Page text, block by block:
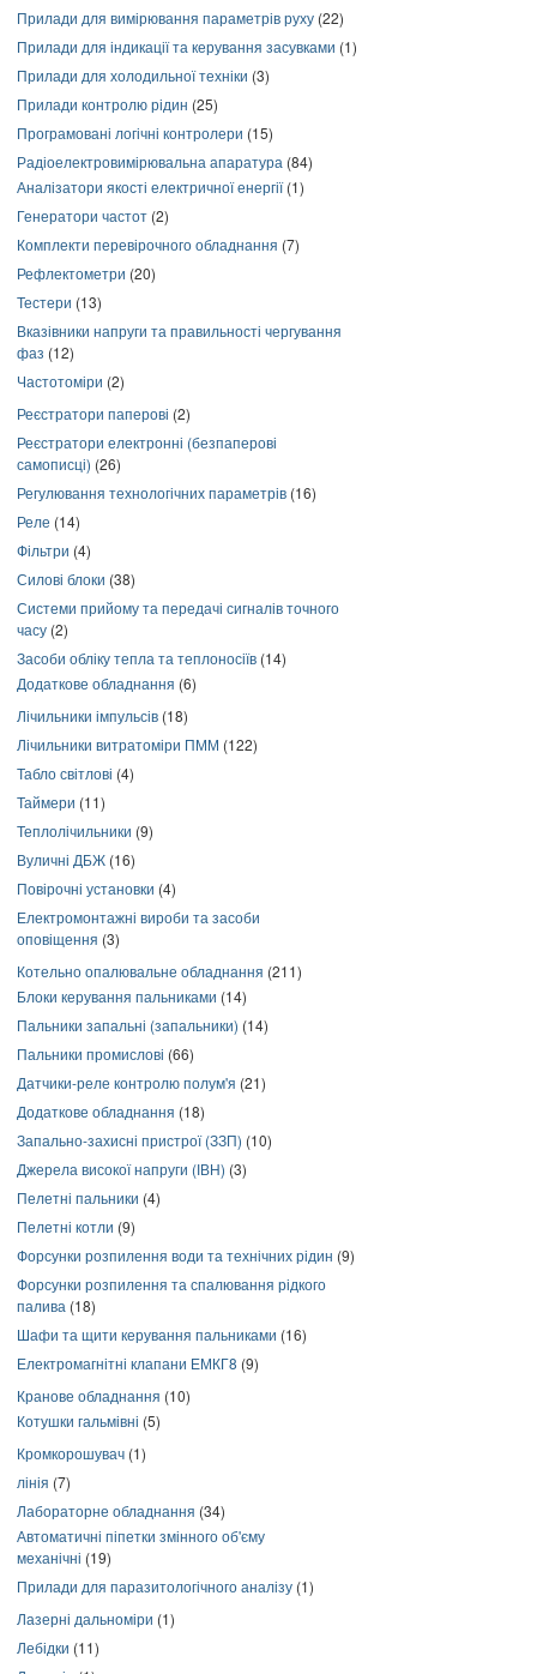
Прилади для вимірювання параметрів руху (22)
Прилади для індикації та керування засувками (1)
Прилади для холодильної техніки (3)
Прилади контролю рідин (25)
Програмовані логічні контролери (15)
Радіоелектровимірювальна апаратура (84)
Аналізатори якості електричної енергії(1)
Генератори частот (2)
Комплекти перевірочного обладнання (7)
Рефлектометри (20)
Тестери (13)
Вказівники напруги та правильності чергування
фаз (12)
Частотоміри (2)
Реєстратори паперові (2)
Реєстратори електронні (безпаперові
самописці) (26)
Регулювання технологічних параметрів (16)
Реле (14)
Фільтри (4)
Силові блоки (38)
Системи прийому та передачі сигналів точного
часу (2)
Засоби обліку тепла та теплоносіїв (14)
Додаткове обладнання (6)
Лічильники імпульсів (18)
Лічильники витратоміри ПММ (122)
Табло світлові (4)
Таймери (11)
Теплолічильники (9)
Вуличні ДБЖ (16)
Повірочні установки (4)
Електромонтажні вироби та засоби
оповіщення (3)
Котельно опалювальне обладнання (211)
Блоки керування пальниками (14)
Пальники запальні (запальники) (14)
Пальники промислові (66)
Датчики-реле контролю полум'я (21)
Додаткове обладнання (18)
Запально-захисні пристрої (ЗЗП) (10)
Джерела високої напруги (ІВН) (3)
Пелетні пальники (4)
Пелетні котли (9)
Форсунки розпилення води та технічних рідин (9)
Форсунки розпилення та спалювання рідкого
палива (18)
Шафи та щити керування пальниками (16)
Електромагнітні клапани ЕМКГ8 (9)
Кранове обладнання (10)
Котушки гальмівні (5)
Кромкорошувач (1)
лінія (7)
Лабораторне обладнання (34)
Автоматичні піпетки змінного об'єму
механічні (19)
Прилади для паразитологічного аналізу (1)
Лазерні дальноміри (1)
Лебідки (11)